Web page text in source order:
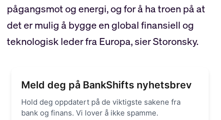
pågangsmot og energi, og for å ha troen på at
det er mulig å bygge en global finansiell og
teknologisk leder fra Europa, sier Storonsky.
Meld deg på BankShifts nyhetsbrev
Hold deg oppdatert på de viktigste sakene fra
bank og finans. Vi lover å ikke spamme.